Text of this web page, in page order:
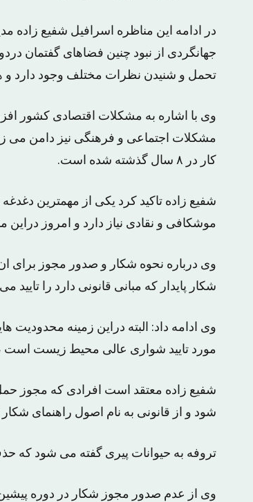
در ادامه این مناظره اسرافیل شفیع
جهانگردی از نبود چنین فضاهای گفتمان
تحمل و شنیدن نظرات مختلف وجود
وی با اشاره به مشکلات اقتصادی کشور
مشکلات اجتماعی و فرهنگی نیز دامن می
کار در ۸ سال گذشته شده است.
شفیع زاده تاکید کرد یکی از مهمترین
موشکافی و نقادی نیاز دارد و امروز دراین
وی درباره نحوه شکار و صدور مجوز
شکار پایدار که مبانی قانونی دارد را تایید
وی ادامه داد: البته دراین زمینه محدودیت
مورد تایید شواری عالی محیط زیست است
شفیع زاده معتقد است افرادی که مجوز حمل
شود و از قانونی به نام اصول راهنمای شکار
تروفه به حیوانات پیری گفته می شود که
وی از عدم صدور مجوز شکار در دوره